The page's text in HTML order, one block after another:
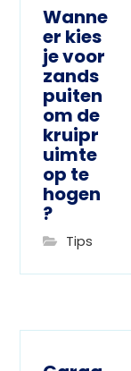
Wanne
er kies
je voor
zands
puiten
om de
kruipr
uimte
op te
hogen
?
Tips